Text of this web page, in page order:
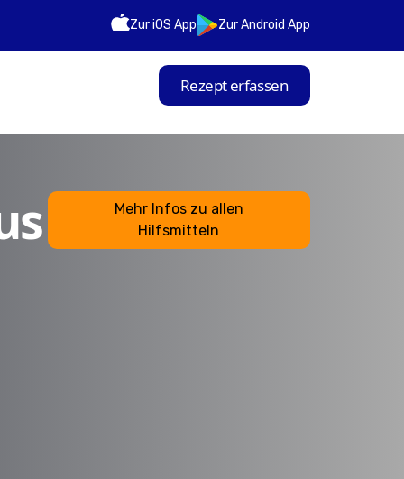
Zur iOS App Zur Android App
Rezept erfassen
Mehr Infos zu allen
Hilfsmitteln